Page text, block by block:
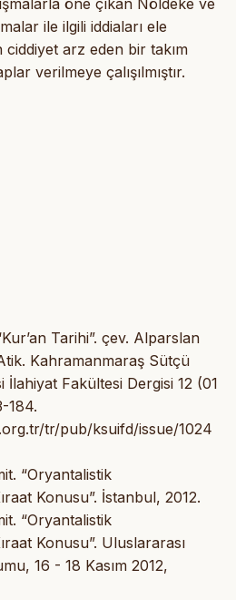
ile ilgili iddiaları ele
ciddiyet arz eden bir takım
verilmeye çalışılmıştır.
Tarihi”. çev. Alparslan
Kahramanmaraş Sütçü
İlahiyat Fakültesi Dergisi 12 (01
184.
tr/pub/ksuifd/issue/1024
“Oryantalistik
Konusu”. İstanbul, 2012.
“Oryantalistik
Konusu”. Uluslararası
16 - 18 Kasım 2012,